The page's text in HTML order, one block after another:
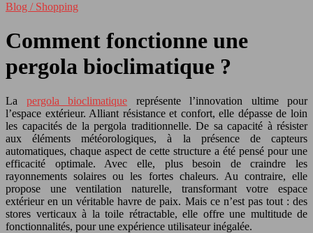
Blog / Shopping
Comment fonctionne une
pergola bioclimatique ?
La pergola bioclimatique représente l’innovation ultime pour
l’espace extérieur. Alliant résistance et confort, elle dépasse de loin
les capacités de la pergola traditionnelle. De sa capacité à résister
aux éléments météorologiques, à la présence de capteurs
automatiques, chaque aspect de cette structure a été pensé pour une
efficacité optimale. Avec elle, plus besoin de craindre les
rayonnements solaires ou les fortes chaleurs. Au contraire, elle
propose une ventilation naturelle, transformant votre espace
extérieur en un véritable havre de paix. Mais ce n’est pas tout : des
stores verticaux à la toile rétractable, elle offre une multitude de
fonctionnalités, pour une expérience utilisateur inégalée.